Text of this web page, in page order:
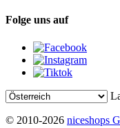
Folge uns auf
© 2010-2026 niceshops